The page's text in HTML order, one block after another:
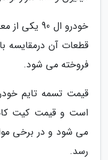
خودرو ال
قطعات آن درمقایسه
فروخته می شود.
رسد.